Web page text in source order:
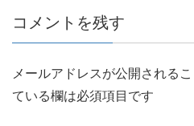
コメントを残す
メールアドレスが公開されるこ
ている欄は必須項目です